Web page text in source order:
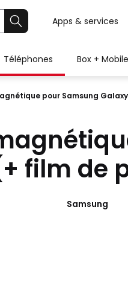
Apps & services
Téléphones Box + Mobile
pour Samsung
film de
Samsung